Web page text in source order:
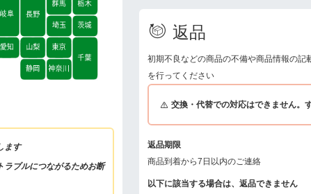
ます
ラブルにつながるためお断
返品
初期不良などの商品の不備や商品情報の記
を行ってください
交換・代替での対応はできません。
返品期限
商品到着から7日以内のご連絡
以下に該当する場合は、返品できません